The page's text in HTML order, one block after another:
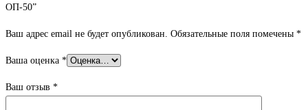
ОП-50”
Ваш адрес email не будет опубликован. Обязательные поля помечены *
Ваша оценка *
Ваш отзыв *